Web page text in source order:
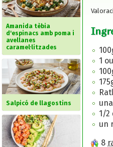
Amanida tèbia
d'espinacs amb poma i
avellanes
caramel·litzades
Salpicó de llagostins
1 ou
1/2
un
8